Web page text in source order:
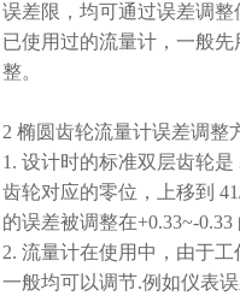
误差限，均可通过误差调整
已使用过的流量计，一般
整。
2 椭圆齿轮流量计误差调整
1. 设计时的标准双层齿轮是
齿轮对应的零位，上移
的误差被调整在+0.33~-0.33
2. 流量计在使用中，由于工
一般均可以调节.例如仪表误